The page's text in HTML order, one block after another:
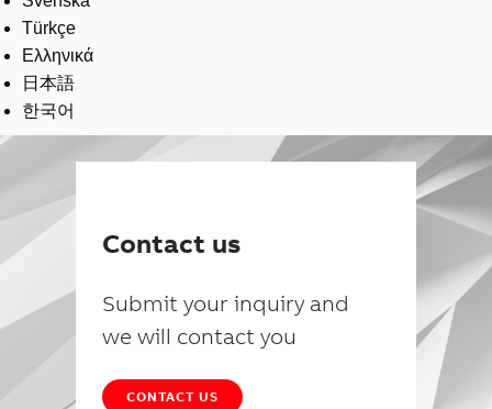
Türkçe
Ελληνικά
日本語
한국어
Contact us
Submit your inquiry and
we will contact you
CONTACT US